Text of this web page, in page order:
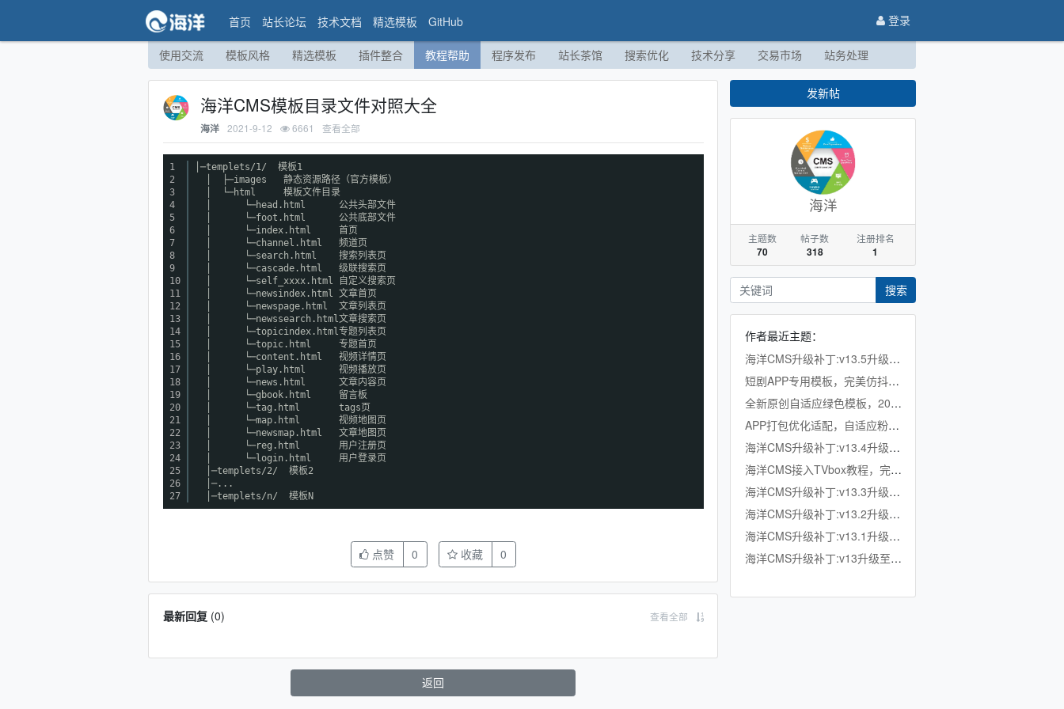
首页 站长论坛 技术文档 精选模板 GitHub 登录
使用交流 模板风格 精选模板 插件整合 教程帮助 程序发布 站长茶馆 搜索优化 技术分享 交易市场 站务处理
海洋CMS模板目录文件对照大全
海洋 2021-9-12 6661 查看全部
1
2
3
4
5
6
7
8
9
10
11
12
13
14
15
16
17
18
19
20
21
22
23
24
25
26
27
│─templets/1/ 模板1
│ ├─images 静态资源路径（官方模板）
│ └─html 模板文件目录
│ └─head.html 公共头部文件
│ └─foot.html 公共底部文件
│ └─index.html 首页
│ └─channel.html 频道页
│ └─search.html 搜索列表页
│ └─cascade.html 级联搜索页
│ └─self_xxxx.html 自定义搜索页
│ └─newsindex.html 文章首页
│ └─newspage.html 文章列表页
│ └─newssearch.html文章搜索页
│ └─topicindex.html专题列表页
│ └─topic.html 专题首页
│ └─content.html 视频详情页
│ └─play.html 视频播放页
│ └─news.html 文章内容页
│ └─gbook.html 留言板
│ └─tag.html tags页
│ └─map.html 视频地图页
│ └─newsmap.html 文章地图页
│ └─reg.html 用户注册页
│ └─login.html 用户登录页
│─templets/2/ 模板2
│─...
│─templets/n/ 模板N
点赞 0 收藏 0
最新回复(0) 查看全部
返回
发新帖
海洋
主题数
70
帖子数
318
注册排名
1
搜索
作者最近主题：
海洋CMS升级补丁:v13.5升级至v13.6
短剧APP专用模板，完美仿抖音竖屏短剧模板，滑动上下集，点赞收藏
全新原创自适应绿色模板，200K超小体积，加强版播放记录、搜索历史模块
APP打包优化适配，自适应粉色模板，小体积秒加载，模拟app动画效果，适合X
海洋CMS升级补丁:v13.4升级至v13.5
海洋CMS接入TVbox教程，完美适配TVbox，影视仓，OK影视等软件
海洋CMS升级补丁:v13.3升级至v13.4
海洋CMS升级补丁:v13.2升级至v13.3
海洋CMS升级补丁:v13.1升级至v13.2
海洋CMS升级补丁:v13升级至v13.1